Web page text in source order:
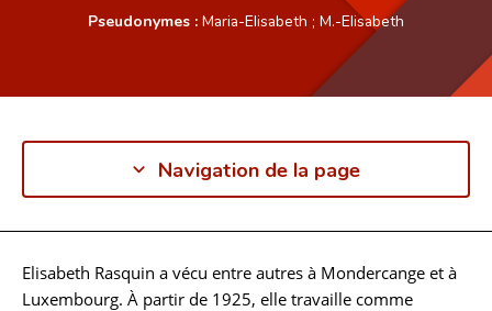
Auteur(e)s A-Z
Foire aux questions
CNL
Équipe scientifique
Contact
Pseudonymes : Maria-Elisabeth ; M.-Elisabeth
Navigation de la page
Biographie
Elisabeth Rasquin a vécu entre autres à Mondercange et à
Luxembourg. À partir de 1925, elle travaille comme